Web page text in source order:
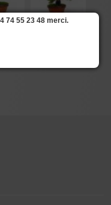
74 55 23 48 merci.